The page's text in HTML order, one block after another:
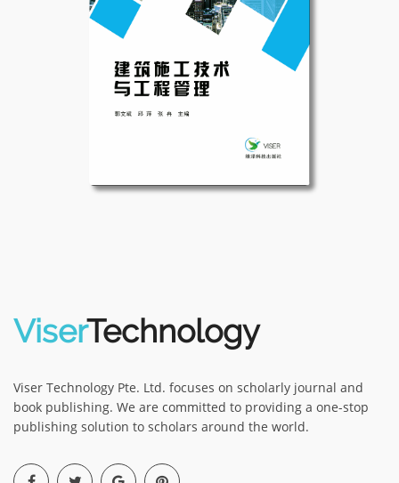
ViserTechnology
Viser Technology Pte. Ltd. focuses on scholarly journal and
book publishing. We are committed to providing a one-stop
publishing solution to scholars around the world.